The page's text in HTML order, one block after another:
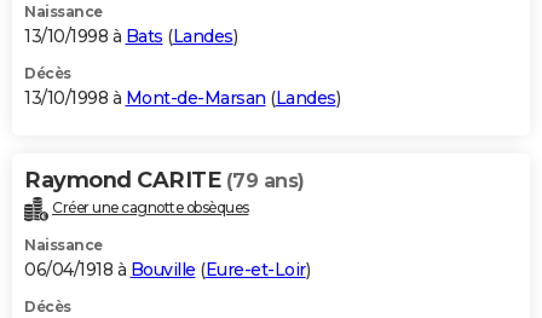
Naissance
13/10/1998 à Bats (Landes)
Décès
13/10/1998 à Mont-de-Marsan (Landes)
Raymond CARITE (79 ans)
Créer une cagnotte obsèques
Naissance
06/04/1918 à Bouville (Eure-et-Loir)
Décès